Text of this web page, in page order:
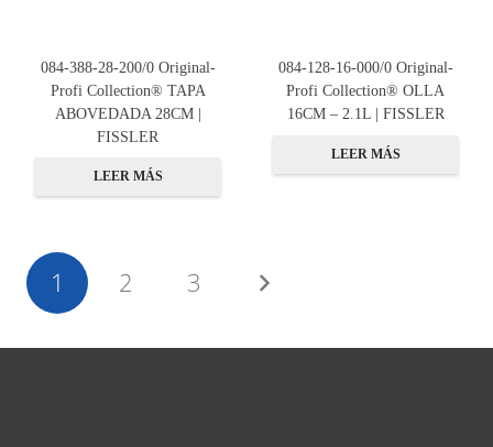
084-388-28-200/0 Original-
Profi Collection® TAPA
ABOVEDADA 28CM |
FISSLER
LEER MÁS
084-128-16-000/0 Original-
Profi Collection® OLLA
16CM – 2.1L | FISSLER
LEER MÁS
1 2 3